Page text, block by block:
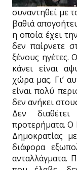
Βίντεο - Αρχείο
ΤΟ ΒΉΜΑ ΤΗΣ
ΕΠΙΚΟΙΝΩΝΊΑ
συναντηθεί με
βαθιά
η οποία έχει
δεν παίρνετε
ξένους ηγέτες.
κάνει είναι
χώρα μας. Γι’
είναι πολύ
δεν ανήκει
Δεν
προτερήματα. Ο
Δημοκρατίας
διάφορα
ανταλλάγματα.